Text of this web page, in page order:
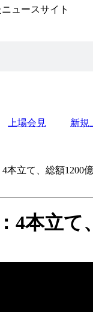
ュースサイト
上場会見 新規
本立て、総額1200
4本立て